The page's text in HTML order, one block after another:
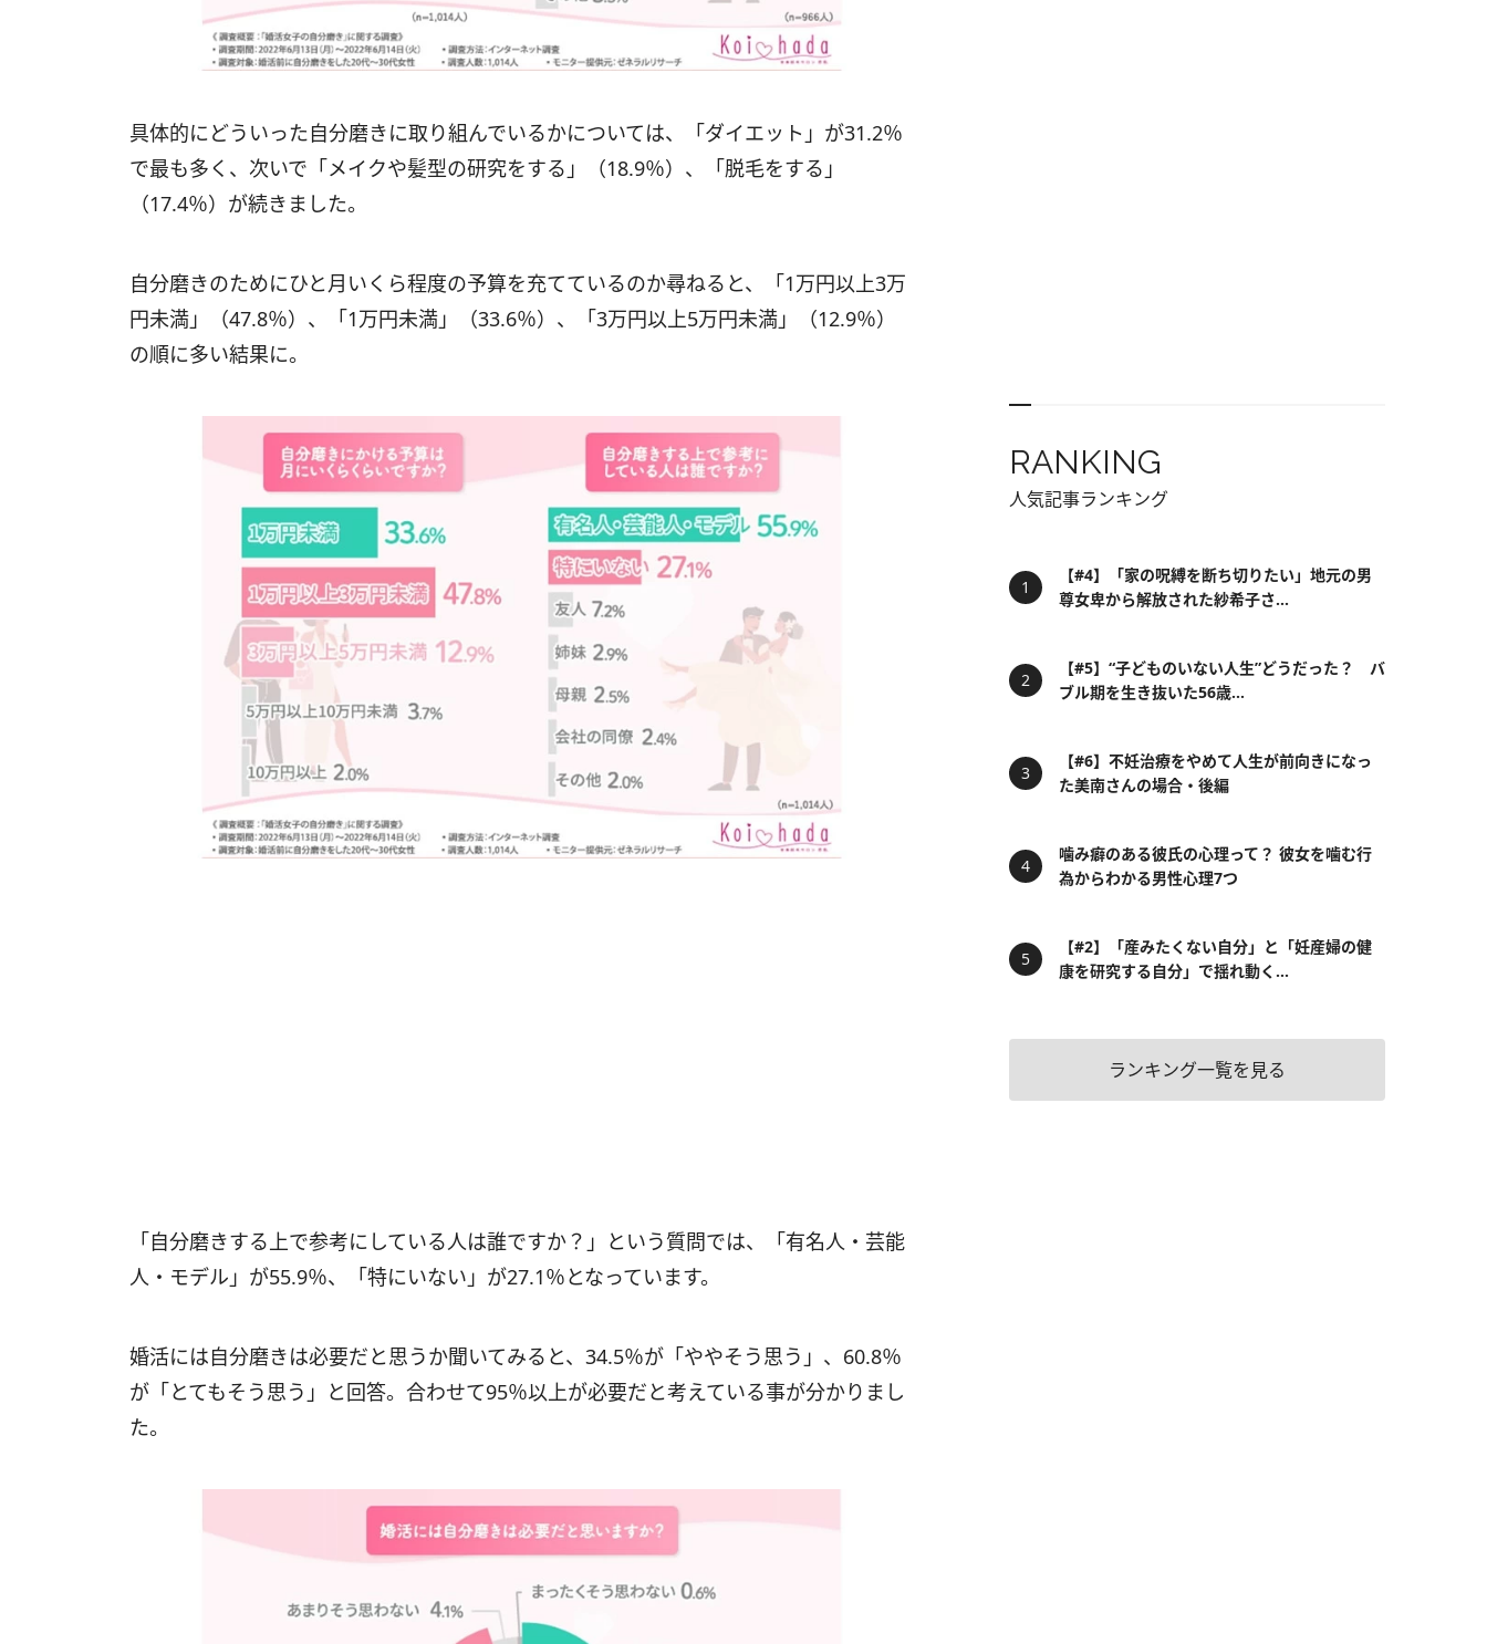
具体的にどういった自分磨きに取り組んでいるかについては、「ダイエット」が31.2％
で最も多く、次いで「メイクや髪型の研究をする」（18.9％）、「脱毛をする」
（17.4％）が続きました。
自分磨きのためにひと月いくら程度の予算を充てているのか尋ねると、「1万円以上3万
円未満」（47.8％）、「1万円未満」（33.6％）、「3万円以上5万円未満」（12.9％）
の順に多い結果に。
「自分磨きする上で参考にしている人は誰ですか？」という質問では、「有名人・芸能
人・モデル」が55.9％、「特にいない」が27.1％となっています。
婚活には自分磨きは必要だと思うか聞いてみると、34.5％が「ややそう思う」、60.8％
が「とてもそう思う」と回答。合わせて95％以上が必要だと考えている事が分かりまし
た。
RANKING
人気記事ランキング
【#4】「家の呪縛を断ち切りたい」地元の男
尊女卑から解放された紗希子さ...
【#5】“子どものいない人生”どうだった？ バ
ブル期を生き抜いた56歳...
【#6】不妊治療をやめて人生が前向きになっ
た美南さんの場合・後編
噛み癖のある彼氏の心理って？ 彼女を噛む行
為からわかる男性心理7つ
【#2】「産みたくない自分」と「妊産婦の健
康を研究する自分」で揺れ動く...
ランキング一覧を見る